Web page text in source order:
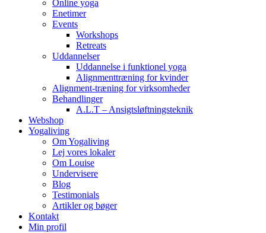
Online yoga
Enetimer
Events
Workshops
Retreats
Uddannelser
Uddannelse i funktionel yoga
Alignmenttræning for kvinder
Alignment-træning for virksomheder
Behandlinger
A.L.T – Ansigtsløftningsteknik
Webshop
Yogaliving
Om Yogaliving
Lej vores lokaler
Om Louise
Undervisere
Blog
Testimonials
Artikler og bøger
Kontakt
Min profil